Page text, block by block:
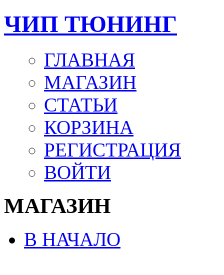
ЧИП ТЮНИНГ
ГЛАВНАЯ
МАГАЗИН
СТАТЬИ
КОРЗИНА
РЕГИСТРАЦИЯ
ВОЙТИ
МАГАЗИН
В НАЧАЛО